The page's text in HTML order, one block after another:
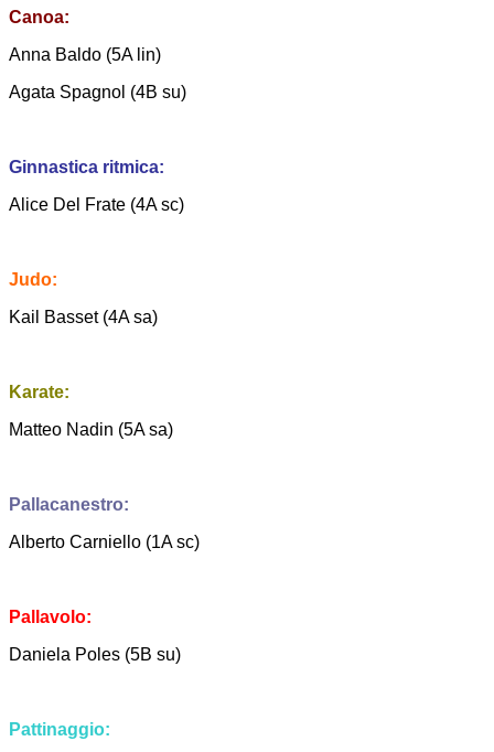
Canoa:
Anna Baldo (5A lin)
Agata Spagnol (4B su)
Ginnastica ritmica:
Alice Del Frate (4A sc)
Judo:
Kail Basset (4A sa)
Karate:
Matteo Nadin (5A sa)
Pallacanestro:
Alberto Carniello (1A sc)
Pallavolo:
Daniela Poles (5B su)
Pattinaggio: